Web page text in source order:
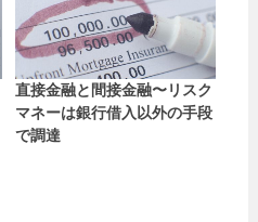
直接金融と間接金融〜リスク
マネーは銀行借入以外の手段
で調達